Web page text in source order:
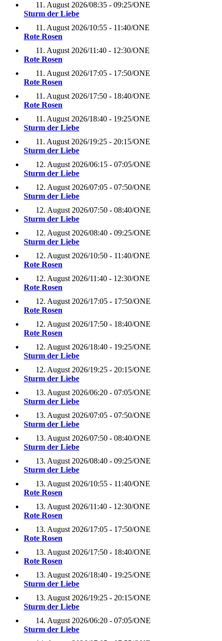
11. August 2026/08:35 - 09:25/ONE
Sturm der Liebe
11. August 2026/10:55 - 11:40/ONE
Rote Rosen
11. August 2026/11:40 - 12:30/ONE
Rote Rosen
11. August 2026/17:05 - 17:50/ONE
Rote Rosen
11. August 2026/17:50 - 18:40/ONE
Rote Rosen
11. August 2026/18:40 - 19:25/ONE
Sturm der Liebe
11. August 2026/19:25 - 20:15/ONE
Sturm der Liebe
12. August 2026/06:15 - 07:05/ONE
Sturm der Liebe
12. August 2026/07:05 - 07:50/ONE
Sturm der Liebe
12. August 2026/07:50 - 08:40/ONE
Sturm der Liebe
12. August 2026/08:40 - 09:25/ONE
Sturm der Liebe
12. August 2026/10:50 - 11:40/ONE
Rote Rosen
12. August 2026/11:40 - 12:30/ONE
Rote Rosen
12. August 2026/17:05 - 17:50/ONE
Rote Rosen
12. August 2026/17:50 - 18:40/ONE
Rote Rosen
12. August 2026/18:40 - 19:25/ONE
Sturm der Liebe
12. August 2026/19:25 - 20:15/ONE
Sturm der Liebe
13. August 2026/06:20 - 07:05/ONE
Sturm der Liebe
13. August 2026/07:05 - 07:50/ONE
Sturm der Liebe
13. August 2026/07:50 - 08:40/ONE
Sturm der Liebe
13. August 2026/08:40 - 09:25/ONE
Sturm der Liebe
13. August 2026/10:55 - 11:40/ONE
Rote Rosen
13. August 2026/11:40 - 12:30/ONE
Rote Rosen
13. August 2026/17:05 - 17:50/ONE
Rote Rosen
13. August 2026/17:50 - 18:40/ONE
Rote Rosen
13. August 2026/18:40 - 19:25/ONE
Sturm der Liebe
13. August 2026/19:25 - 20:15/ONE
Sturm der Liebe
14. August 2026/06:20 - 07:05/ONE
Sturm der Liebe